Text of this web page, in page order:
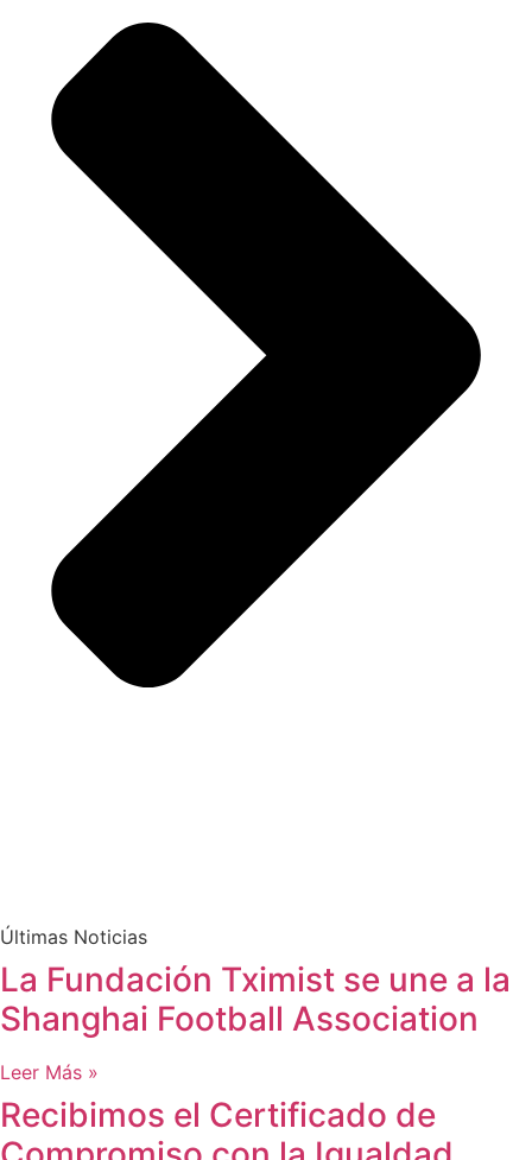
Últimas Noticias
La Fundación Tximist se une a la
Shanghai Football Association
Leer Más »
Recibimos el Certificado de